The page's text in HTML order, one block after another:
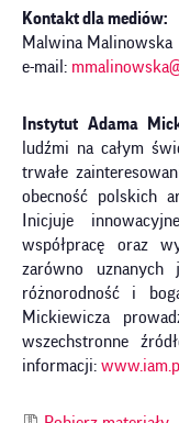
Kontakt dla mediów:
Malwina Malinowska
e-mail:
Instytut Adama
ludźmi na całym
trwałe
obecność polskich
Inicjuje
współpracę oraz
zarówno uznanych
różnorodność i
Mickiewicza
wszechstronne
informacji: www.iam.pl